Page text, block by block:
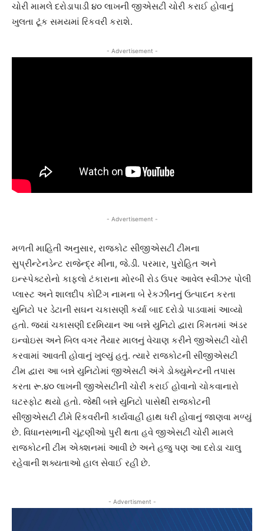
ચોરી મામલે દરોડાપાડી ૪૦ લાખની જીએસટી ચોરી કરાઈ હોવાનું
ખુલતા ટૂંક સમયમાં રિકવરી કરાશે.
- Advertisement -
- Advertisement -
મળતી માહિતી અનુસાર, રાજકોટ સીજીએસટી ટીમના
સુપ્રીન્ટેનડેન્ટ રાજેન્દ્ર મીના, જે.ડી. પરમાર, પુરોહિત અને
ઇન્સ્પેક્ટરોનો કાફલો ટંકારાના મોરબી રોડ ઉપર આવેલ સ્વીઝર પોલી
પ્લાસ્ટ અને શાલદીપ કોટિંગ નામના બે રેકઝીનનું ઉત્પાદન કરતા
યુનિટો પર ડેટાની સઘન ચકાસણી કર્યા બાદ દરોડો પાડવામાં આવ્યો
હતો. જ્યાં ચકાસણી દરમિયાન આ બન્ને યુનિટો દ્વારા કિંમતમાં અંડર
ઇન્વોઇસ અને બિલ વગર તૈયાર માલનું વેચાણ કરીને જીએસટી ચોરી
કરવામાં આવતી હોવાનું ખુલ્યું હતું. ત્યારે રાજકોટની સીજીએસટી
ટીમ દ્વારા આ બન્ને યુનિટોમાં જીએસટી અંગે ડોક્યુમેન્ટની તપાસ
કરતા રૂ.૪૦ લાખની જીએસટીની ચોરી કરાઈ હોવાનો ચોકવાનારો
ઘટસ્ફોટ થયો હતો. જેથી બન્ને યુનિટો પાસેથી રાજકોટની
સીજીએસટી ટીમે રિકવરીની કાર્યવાહી હાથ ધરી હોવાનું જાણવા મળ્યું
છે. વિધાનસભાની ચૂંટણીઓ પુરી થતા હવે જીએસટી ચોરી મામલે
રાજકોટની ટીમ એક્શનમાં આવી છે અને હજુ પણ આ દરોડા ચાલુ
રહેવાની શક્યતાઓ હાલ સેવાઈ રહી છે.
- Advertisment -